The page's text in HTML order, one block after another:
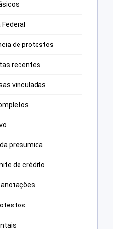
de protestos
recentes
vinculadas
presumida
de crédito
anotações